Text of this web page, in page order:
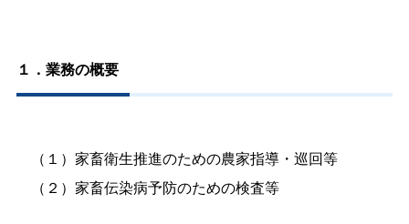
１．業務の概要
（１）家畜衛生推進のための農家指導・巡回等
（２）家畜伝染病予防のための検査等